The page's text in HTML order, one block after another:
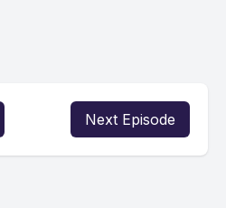
Next Episode